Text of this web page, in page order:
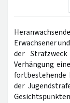
Erwachsener
der
Verhängung
fortbestehende
der